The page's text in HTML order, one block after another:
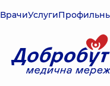
ВрачиУслуги